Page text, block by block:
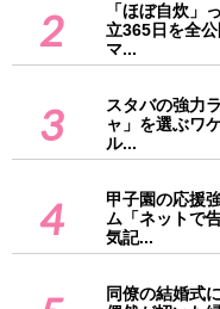
2
「ほぼ自炊」
立365日を全
マ...
3
スタバの強力
ャ」を選ぶワ
ル...
4
甲子園の応援
ム「ネットで
気記...
同僚の結婚式